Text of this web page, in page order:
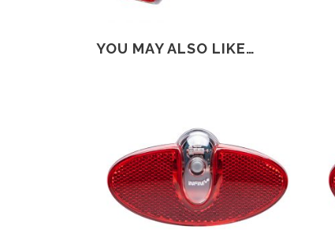
YOU MAY ALSO LIKE…